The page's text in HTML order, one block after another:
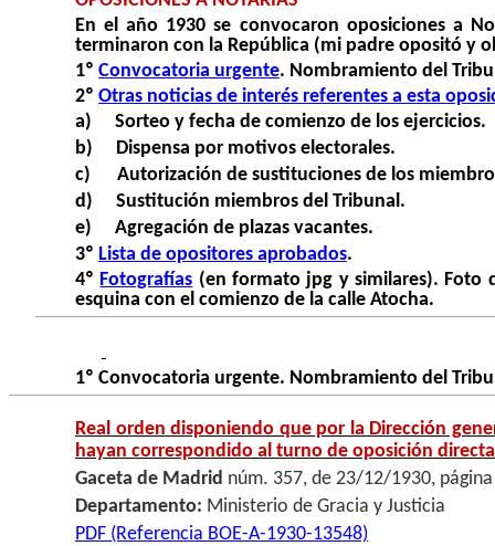
En el año 1930 se convocaron oposiciones a
terminaron con la República (mi padre opositó y
1º Convocatoria urgente. Nombramiento del
2º Otras noticias de interés referentes a esta
a)
Sorteo y fecha de comienzo de los ejercicios.
b)
Dispensa por motivos electorales.
c)
Autorización de sustituciones de los
d)
Sustitución miembros del Tribunal.
e)
Agregación de plazas vacantes.
3º Lista de opositores aprobados.
4º Fotografías (en formato jpg y similares). Foto
esquina con el comienzo de la calle Atocha.
1º Convocatoria urgente. Nombramiento del
Real orden disponiendo que por la Dirección
hayan correspondido al turno de oposición
Gaceta de Madrid núm. 357, de 23/12/1930,
Departamento: Ministerio de Gracia y Justicia
PDF (Referencia BOE-A-1930-13548)